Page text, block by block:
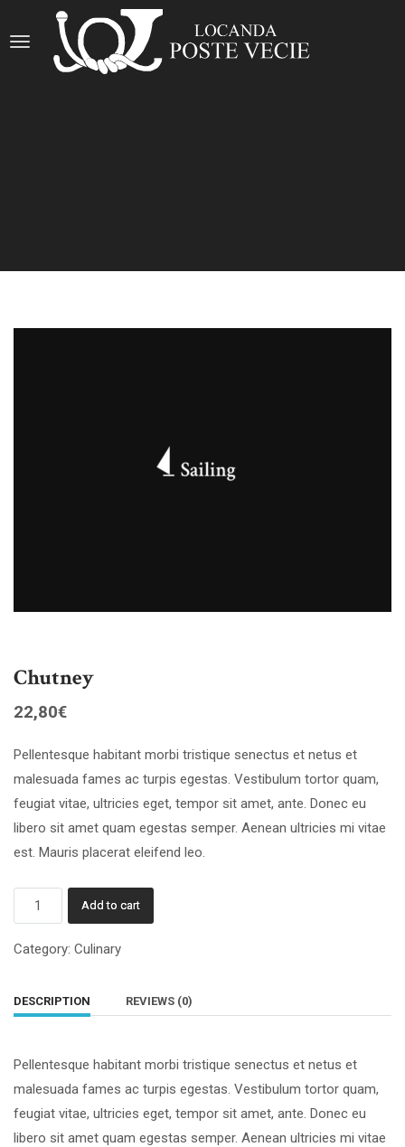
Chutney
22,80€
Pellentesque habitant morbi tristique senectus et netus et
malesuada fames ac turpis egestas. Vestibulum tortor quam,
feugiat vitae, ultricies eget, tempor sit amet, ante. Donec eu
libero sit amet quam egestas semper. Aenean ultricies mi vitae
est. Mauris placerat eleifend leo.
Chutney
quantity
Add to cart
Category: Culinary
DESCRIPTION REVIEWS (0)
Pellentesque habitant morbi tristique senectus et netus et
malesuada fames ac turpis egestas. Vestibulum tortor quam,
feugiat vitae, ultricies eget, tempor sit amet, ante. Donec eu
libero sit amet quam egestas semper. Aenean ultricies mi vitae